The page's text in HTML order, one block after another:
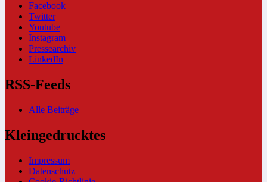
Facebook
Twitter
Youtube
Instagram
Pressearchiv
LinkedIn
RSS-Feeds
Alle Beiträge
Kleingedrucktes
Impressum
Datenschutz